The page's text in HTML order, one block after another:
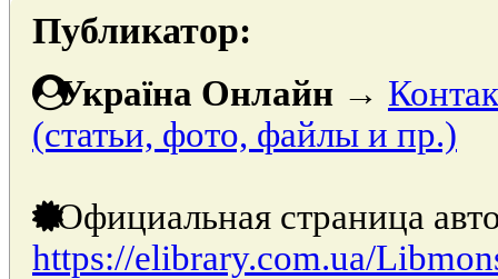
Публикатор:
Україна Онлайн →
(статьи, фото, файлы и пр.)
Официальная страница
https://elibrary.com.ua/